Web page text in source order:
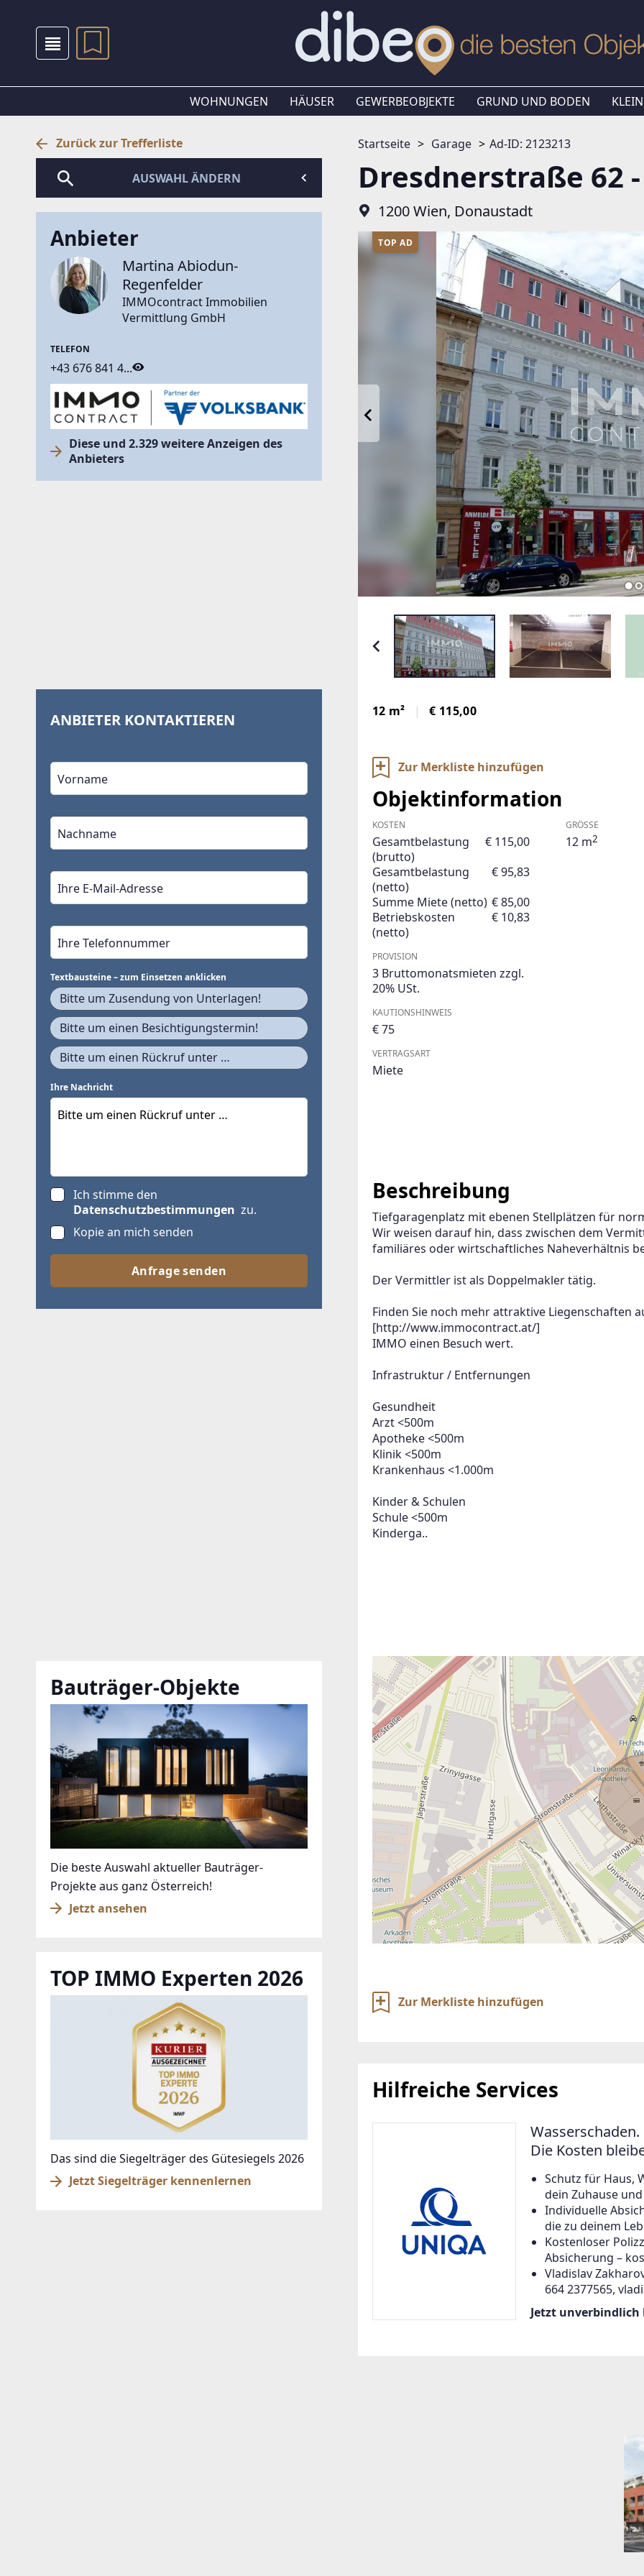
WOHNUNGEN HÄUSER GEWERBEOBJEKTE GRUND UND BODEN
Startseite Garage Ad-ID: 2123213
Dresdnerstraße 62
1200 Wien, Donaustadt
TOP AD
12 m² € 115,00
Zur Merkliste hinzufügen
Objektinformation
KOSTEN
Gesamtbelastung
(brutto)
€ 115,00
Gesamtbelastung
(netto)
€ 95,83
Summe Miete (netto) € 85,00
Betriebskosten
(netto)
€ 10,83
PROVISION
3 Bruttomonatsmieten zzgl.
20% USt.
KAUTIONSHINWEIS
€ 75
VERTRAGSART
Miete
GRÖSSE
12 m2
Beschreibung
Tiefgaragenplatz mit ebenen Stellplätzen für
Wir weisen darauf hin, dass zwischen dem
familiäres oder wirtschaftliches Naheverhältnis
Der Vermittler ist als Doppelmakler tätig.
Finden Sie noch mehr attraktive Liegenschaften
[http://www.immocontract.at/]
IMMO einen Besuch wert.
Infrastruktur / Entfernungen
Gesundheit
Arzt <500m
Apotheke <500m
Klinik <500m
Krankenhaus <1.000m
Kinder & Schulen
Schule <500m
Kinderga..
ANBIETER KONTAKTIEREN
Zur Merkliste hinzufügen
Hilfreiche Services
Die Kosten
Schutz für Haus,
dein Zuhause
Individuelle
die zu deinem
Kostenloser
Absicherung –
Vladislav
664 2377565,
Jetzt unverbindlich
Zurück zur Trefferliste
AUSWAHL ÄNDERN
Anbieter
Martina Abiodun-
Regenfelder
IMMOcontract Immobilien
Vermittlung GmbH
TELEFON
+43 676 841 4...
Diese und 2.329 weitere Anzeigen des
Anbieters
ANBIETER KONTAKTIEREN
Textbausteine – zum Einsetzen anklicken
Bitte um Zusendung von Unterlagen!
Bitte um einen Besichtigungstermin!
Bitte um einen Rückruf unter …
Ihre Nachricht
Ich stimme den
Datenschutzbestimmungen zu.
Kopie an mich senden
Anfrage senden
Bauträger-Objekte
Die beste Auswahl aktueller Bauträger-
Projekte aus ganz Österreich!
Jetzt ansehen
TOP IMMO Experten 2026
Das sind die Siegelträger des Gütesiegels 2026
Jetzt Siegelträger kennenlernen